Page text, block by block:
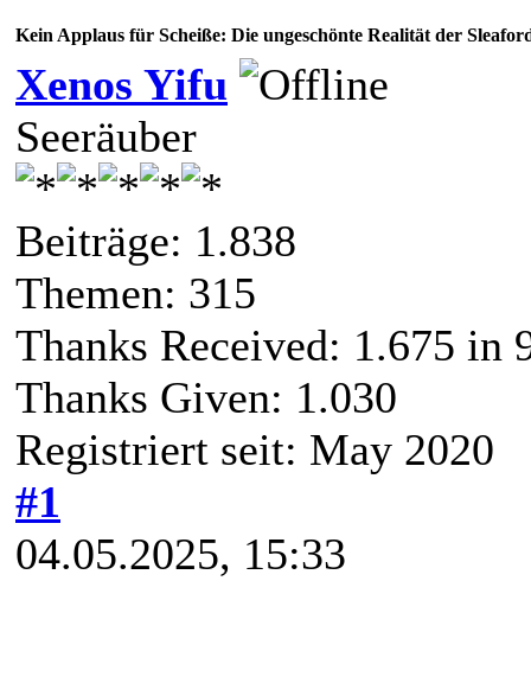
Kein Applaus für Scheiße: Die ungeschönte Realität der
Xenos Yifu
Seeräuber
Beiträge: 1.838
Themen: 315
Thanks Received: 1.675 in
Thanks Given: 1.030
Registriert seit: May 2020
#1
04.05.2025, 15:33